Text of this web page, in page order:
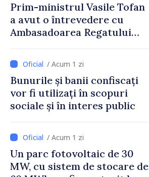
Prim-ministrul Vasile Tofan
a avut o întrevedere cu
Ambasadoarea Regatului
Irlandei de Nord, Fern
Horine / Acum 1 zi
Bunurile și banii confiscați
vor fi utilizați în scopuri
sociale și în interes public
/ Acum 1 zi
Un parc fotovoltaic de 30
MW, cu sistem de stocare de